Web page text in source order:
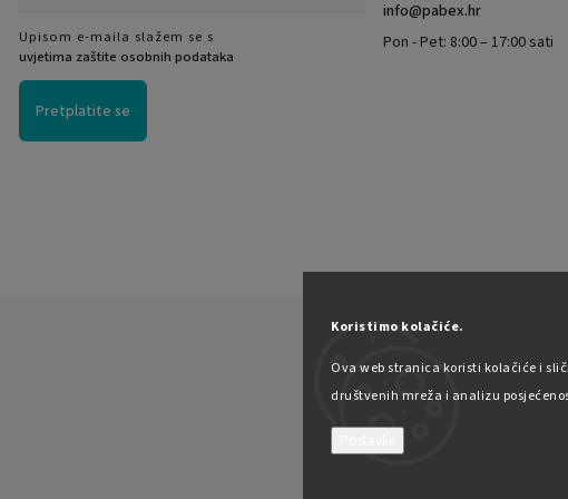
Koristimo kolačiće.
Ova web stranica koristi kolačiće i
društvenih mreža i analizu
Upisom e-maila slažem se s
uvjetima zaštite osobnih podataka
Pretplatite se
info@pabex.hr
Pon - Pet: 8:00 – 17:00 sati